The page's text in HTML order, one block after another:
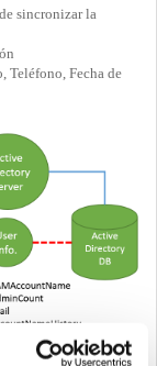
sincronizar la
Teléfono, Fecha de